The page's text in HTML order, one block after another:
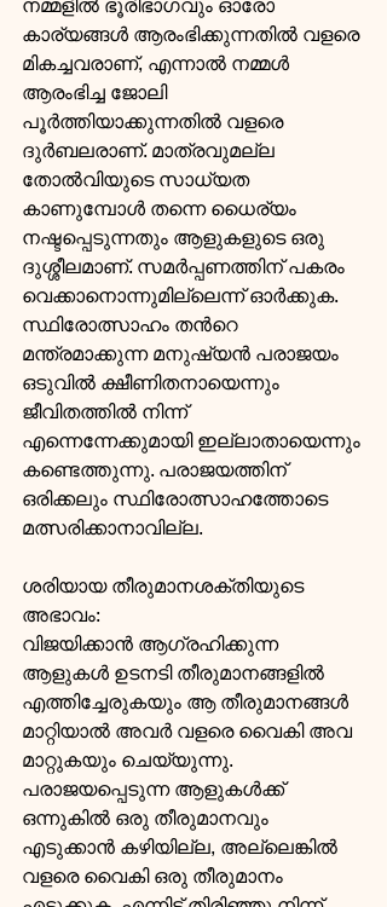
നമ്മളില്‍ ഭൂരിഭാഗവും ഓരോ
കാര്യങ്ങള്‍ ആരംഭിക്കുന്നതില്‍ വളരെ
മികച്ചവരാണ്, എന്നാല്‍ നമ്മള്‍
ആരംഭിച്ച ജോലി
പൂര്‍ത്തിയാക്കുന്നതില്‍ വളരെ
ദുര്‍ബലരാണ്. മാത്രവുമല്ല
തോല്‍വിയുടെ സാധ്യത
കാണുമ്പോള്‍ തന്നെ ധൈര്യം
നഷ്ടപ്പെടുന്നതും ആളുകളുടെ ഒരു
ദുശ്ശീലമാണ്. സമര്‍പ്പണത്തിന് പകരം
വെക്കാനൊന്നുമില്ലെന്ന് ഓര്‍ക്കുക.
സ്ഥിരോത്സാഹം തന്‍റെ
മന്ത്രമാക്കുന്ന മനുഷ്യന്‍ പരാജയം
ഒടുവില്‍ ക്ഷീണിതനായെന്നും
ജീവിതത്തില്‍ നിന്ന്
എന്നെന്നേക്കുമായി ഇല്ലാതായെന്നും
കണ്ടെത്തുന്നു. പരാജയത്തിന്
ഒരിക്കലും സ്ഥിരോത്സാഹത്തോടെ
മത്സരിക്കാനാവില്ല.
ശരിയായ തീരുമാനശക്തിയുടെ
അഭാവം:
വിജയിക്കാന്‍ ആഗ്രഹിക്കുന്ന
ആളുകള്‍ ഉടനടി തീരുമാനങ്ങളില്‍
എത്തിച്ചേരുകയും ആ തീരുമാനങ്ങള്‍
മാറ്റിയാല്‍ അവര്‍ വളരെ വൈകി അവ
മാറ്റുകയും ചെയ്യുന്നു.
പരാജയപ്പെടുന്ന ആളുകള്‍ക്ക്
ഒന്നുകില്‍ ഒരു തീരുമാനവും
എടുക്കാന്‍ കഴിയില്ല, അല്ലെങ്കില്‍
വളരെ വൈകി ഒരു തീരുമാനം